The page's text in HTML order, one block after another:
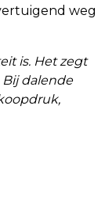
weg
is. Het zegt
Bij dalende